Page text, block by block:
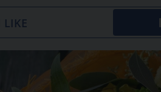
LIKE